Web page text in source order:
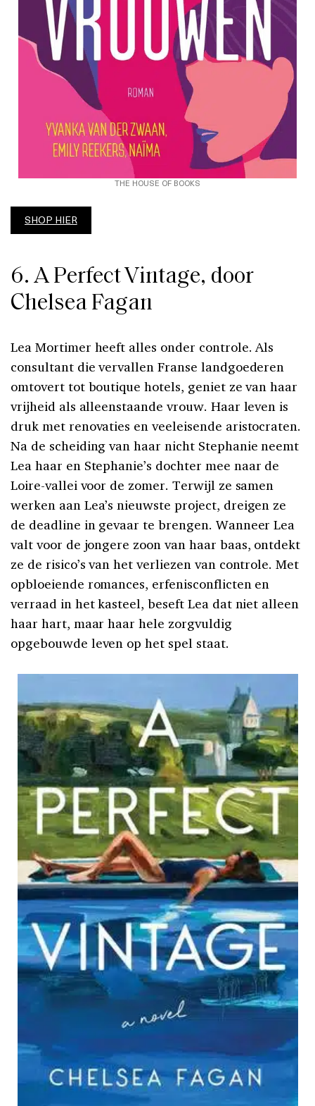
THE HOUSE OF BOOKS
SHOP HIER
6. A Perfect Vintage, door
Chelsea Fagan
Lea Mortimer heeft alles onder controle. Als
consultant die vervallen Franse landgoederen
omtovert tot boutique hotels, geniet ze van haar
vrijheid als alleenstaande vrouw. Haar leven is
druk met renovaties en veeleisende aristocraten.
Na de scheiding van haar nicht Stephanie neemt
Lea haar en Stephanie’s dochter mee naar de
Loire-vallei voor de zomer. Terwijl ze samen
werken aan Lea’s nieuwste project, dreigen ze
de deadline in gevaar te brengen. Wanneer Lea
valt voor de jongere zoon van haar baas, ontdekt
ze de risico’s van het verliezen van controle. Met
opbloeiende romances, erfenisconflicten en
verraad in het kasteel, beseft Lea dat niet alleen
haar hart, maar haar hele zorgvuldig
opgebouwde leven op het spel staat.